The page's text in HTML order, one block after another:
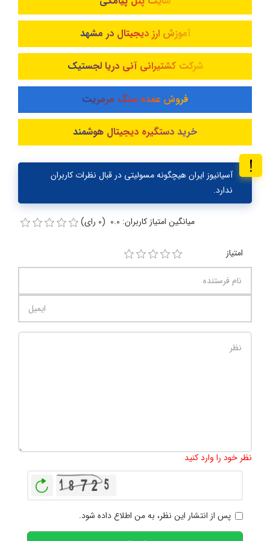
آموزش ارز دیجیتال در مشهد
شرکت کشتیرانی آنی دریا لجستیک
فروش عمده سنگ مرمریت
خرید دستگیره دیجیتال هوشمند
آسیانیوز ایران هیچگونه مسولیتی در قبال نظرات کاربران
ندارد.
میانگین امتیاز کاربران: 0.0 (0 رای)
امتیاز
نظر خود را وارد کنید
پس از انتشار این نظر، به من اطلاع داده شود.